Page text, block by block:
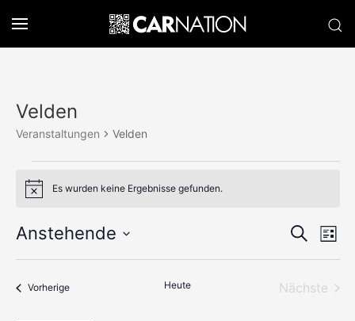
Velden
Veranstaltungen Velden
Veranstaltungen
HinweisEs wurden keine Ergebnisse gefunden.
Suche
und
SucheListe
Anstehende
Datum
VorherigeVeranstaltungen Heute
Nächste